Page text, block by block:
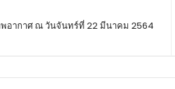
อากาศ ณ วันจันทร์ที่ 22 มีนาคม 2564